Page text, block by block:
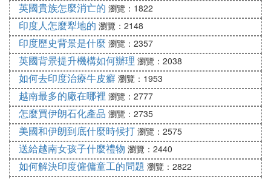
英國貴族怎麼消亡的 瀏覽：1822
印度人怎麼犁地的 瀏覽：2148
印度歷史背景是什麼 瀏覽：2357
英國背景提升機構如何辦理 瀏覽：2038
如何去印度治療牛皮癬 瀏覽：1953
越南最多的廠在哪裡 瀏覽：2777
怎麼買伊朗石化產品 瀏覽：2735
美國和伊朗到底什麼時候打 瀏覽：2575
送給越南女孩子什麼禮物 瀏覽：2440
如何解決印度僱傭童工的問題 瀏覽：2822